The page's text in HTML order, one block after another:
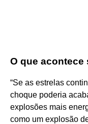
O que acontece
“Se as estrelas
choque poderia
explosões mais
como um explosão